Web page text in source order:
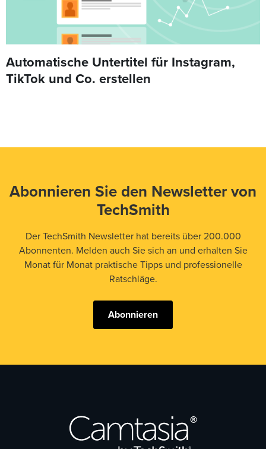
Automatische Untertitel für Instagram,
TikTok und Co. erstellen
Abonnieren Sie den Newsletter von
TechSmith
Der TechSmith Newsletter hat bereits über 200.000
Abonnenten. Melden auch Sie sich an und erhalten Sie
Monat für Monat praktische Tipps und professionelle
Ratschläge.
Abonnieren